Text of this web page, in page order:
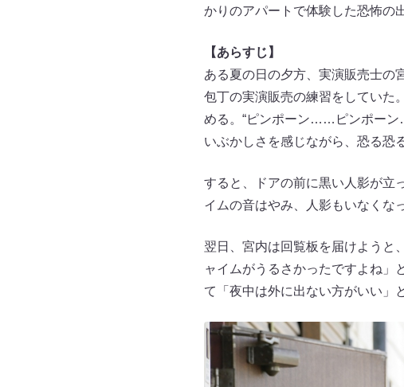
かりのアパートで体験した恐怖の
【あらすじ】
ある夏の日の夕方、実演販売士の
包丁の実演販売の練習をしていた
める。“ピンポーン……ピンポーン
いぶかしさを感じながら、恐る恐
すると、ドアの前に黒い人影が立
イムの音はやみ、人影もいなくな
翌日、宮内は回覧板を届けようと
ャイムがうるさかったですよね
て「夜中は外に出ない方がいい」